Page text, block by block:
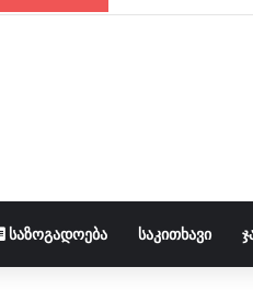
საზოგადოება საკითხავი